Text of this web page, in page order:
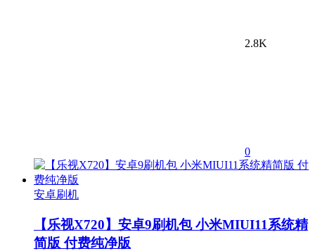
2.8K
0
安卓刷机
【乐视X720】安卓9刷机包 小米MIUI11系统精
简版 付费纯净版